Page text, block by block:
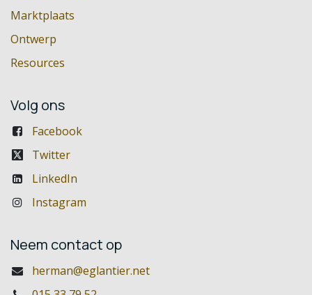
Marktplaats
Ontwerp
Resources
Volg ons
Facebook
Twitter
LinkedIn
Instagram
Neem contact op
herman@eglantier.net